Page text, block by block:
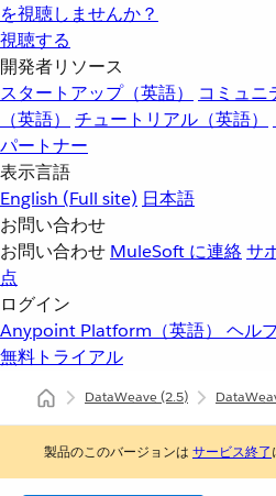
を視聴しませんか？
視聴する
開発者リソース
スタートアップ（英語）
コミュニ
（英語）
チュートリアル（英語）
パートナー
表示言語
English (Full site) 日本語
お問い合わせ
お問い合わせ MuleSoft に連絡サ
点
ログイン
Anypoint Platform（英語） ヘル
無料トライアル
DataWeave(2.5)
製品のこのバージョンは サービス終了